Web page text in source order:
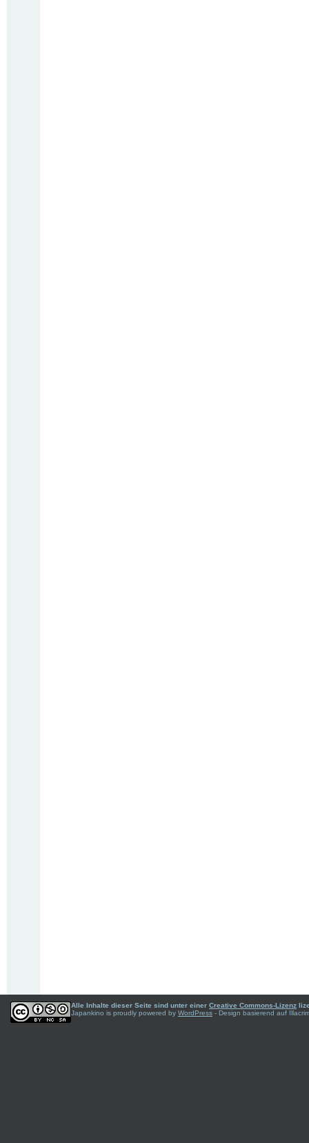
Alle Inhalte dieser Seite sind unter einer Creative Commons-Lizenz
Japankino is proudly powered by WordPress - Design basierend auf